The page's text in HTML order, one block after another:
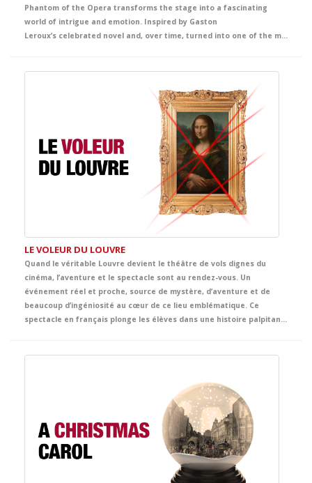
Phantom of the Opera transforms the stage into a fascinating
world of intrigue and emotion. Inspired by Gaston
LE VOLEUR DU LOUVRE
Quand le véritable Louvre devient le théâtre de vols dignes du
cinéma, l’aventure et le spectacle sont au rendez-vous. Un
événement réel et proche, source de mystère, d’aventure et de
beaucoup d’ingéniosité au cœur de ce lieu emblématique. Ce